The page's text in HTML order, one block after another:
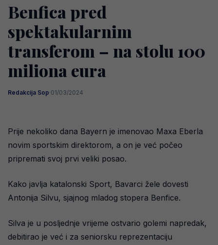
Benfica pred
spektakularnim
transferom – na stolu 100
miliona eura
Redakcija Sop·01/03/2024
Prije nekoliko dana Bayern je imenovao Maxa Eberla
novim sportskim direktorom, a on je već počeo
pripremati svoj prvi veliki posao.
Kako javlja katalonski Sport, Bavarci žele dovesti
Antonija Silvu, sjajnog mladog stopera Benfice.
Silva je u posljednje vrijeme ostvario golemi napredak,
debitirao je već i za seniorsku reprezentaciju